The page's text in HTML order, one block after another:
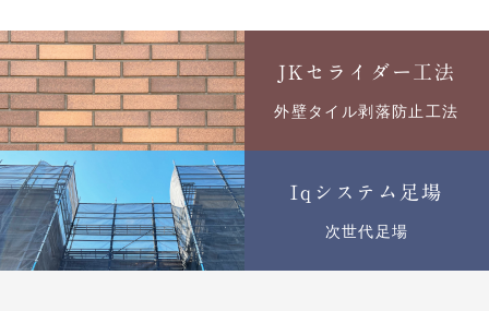
JKセライダー工法
外壁タイル剥落防止工法
Iqシステム足場
次世代足場